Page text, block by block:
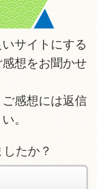
サイトにする
想をお聞かせ
感想には返信
。
たか？